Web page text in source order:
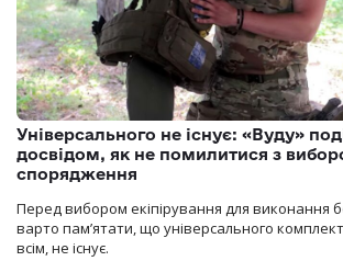
Універсального не існує: «Вуду»
досвідом, як не помилитися з
спорядження
Перед вибором екіпірування для виконання
варто пам’ятати, що універсального
всім, не існує.